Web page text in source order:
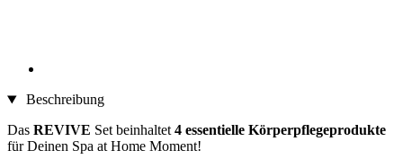
Beschreibung
Das REVIVE Set beinhaltet 4 essentielle Körperpflegeprodukte
für Deinen Spa at Home Moment!